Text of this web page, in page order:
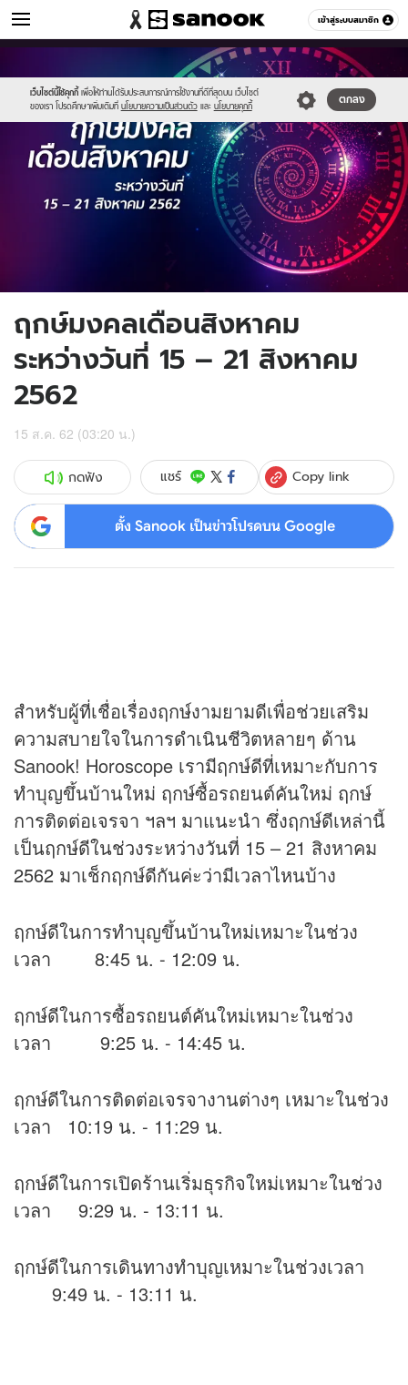
เข้าสู่ระบบสมาชิก
ดูดวง หมวดอื่นๆ
เว็บไซต์นี้ใช้คุกกี้ เพื่อให้ท่านได้รับประสบการณ์การใช้งานที่ดีที่สุดบน เว็บไซต์
ของเรา โปรดศึกษาเพิ่มเติมที่ นโยบายความเป็นส่วนตัว และ นโยบายคุกกี้
ตกลง
//s.isanook.com/sr/0/images/logo-
new-
sanook.png
//s.isanook.com/ho/0/ud/33/165937/horo1.1.jpg
ฤกษ์มงคลเดือนสิงหาคม
ระหว่างวันที่ 15 – 21 สิงหาคม
2562
15 ส.ค. 62 (03:20 น.)
กดฟัง แชร์ Copy link
ตั้ง Sanook เป็นข่าวโปรดบน Google
สำหรับผู้ที่เชื่อเรื่องฤกษ์งามยามดีเพื่อช่วยเสริม
ความสบายใจในการดำเนินชีวิตหลายๆ ด้าน
Sanook! Horoscope เรามีฤกษ์ดีที่เหมาะกับการ
ทำบุญขึ้นบ้านใหม่ ฤกษ์ซื้อรถยนต์คันใหม่ ฤกษ์
การติดต่อเจรจา ฯลฯ มาแนะนำ ซึ่งฤกษ์ดีเหล่านี้
เป็นฤกษ์ดีในช่วงระหว่างวันที่ 15 – 21 สิงหาคม
2562 มาเช็กฤกษ์ดีกันค่ะว่ามีเวลาไหนบ้าง
ฤกษ์ดีในการทำบุญขึ้นบ้านใหม่เหมาะในช่วง
เวลา 8:45 น. - 12:09 น.
ฤกษ์ดีในการซื้อรถยนต์คันใหม่เหมาะในช่วง
เวลา 9:25 น. - 14:45 น.
ฤกษ์ดีในการติดต่อเจรจางานต่างๆ เหมาะในช่วง
เวลา 10:19 น. - 11:29 น.
ฤกษ์ดีในการเปิดร้านเริ่มธุรกิจใหม่เหมาะในช่วง
เวลา 9:29 น. - 13:11 น.
ฤกษ์ดีในการเดินทางทำบุญเหมาะในช่วงเวลา
9:49 น. - 13:11 น.